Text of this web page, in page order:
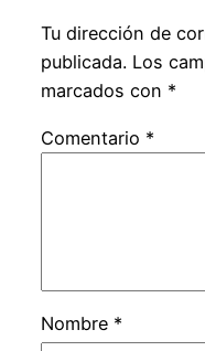
Tu dirección de
publicada. Los
marcados con *
Comentario *
Nombre *